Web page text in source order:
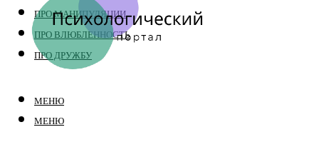
ПРО МАНИПУЛЯЦИИ
ПРО ВЛЮБЛЕННОСТЬ
ПРО ДРУЖБУ
МЕНЮ
МЕНЮ